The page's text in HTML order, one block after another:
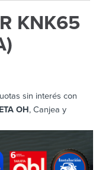
KNK65
sin interés con
OH, Canjea y